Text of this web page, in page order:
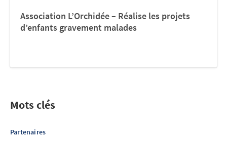
Association L’Orchidée – Réalise les projets
d’enfants gravement malades
Mots clés
Partenaires